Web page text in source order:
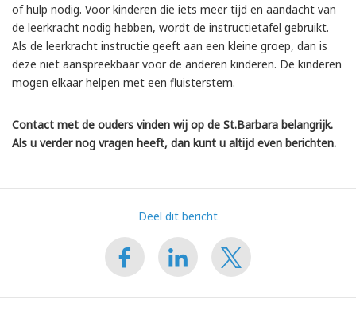
of hulp nodig. Voor kinderen die iets meer tijd en aandacht van
de leerkracht nodig hebben, wordt de instructietafel gebruikt.
Als de leerkracht instructie geeft aan een kleine groep, dan is
deze niet aanspreekbaar voor de anderen kinderen. De kinderen
mogen elkaar helpen met een fluisterstem.
Contact met de ouders vinden wij op de St.Barbara belangrijk.
Als u verder nog vragen heeft, dan kunt u altijd even berichten.
Deel dit bericht